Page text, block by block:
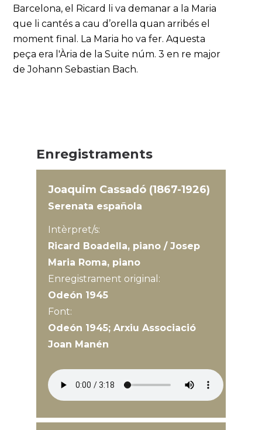
Barcelona, el Ricard li va demanar a la Maria
que li cantés a cau d’orella quan arribés el
moment final. La Maria ho va fer. Aquesta
peça era l'Ària de la Suite núm. 3 en re major
de Johann Sebastian Bach.
Enregistraments
Joaquim Cassadó (1867-1926)
Serenata española
Intèrpret/s:
Ricard Boadella, piano / Josep
Maria Roma, piano
Enregistrament original:
Odeón 1945
Font:
Odeón 1945; Arxiu Associació
Joan Manén